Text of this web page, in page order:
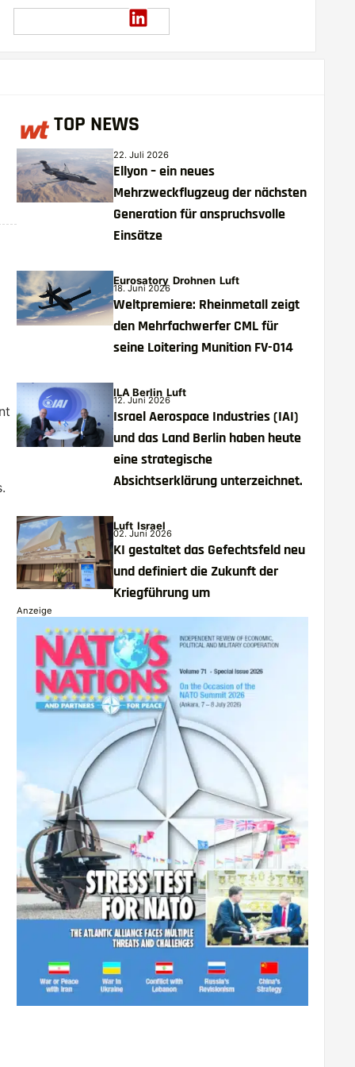
TOP NEWS
22. Juli 2026
Ellyon – ein neues
Mehrzweckflugzeug der nächsten
Generation für anspruchsvolle
Einsätze
Eurosatory Drohnen Luft
18. Juni 2026
Weltpremiere: Rheinmetall zeigt
den Mehrfachwerfer CML für
seine Loitering Munition FV-014
ILA Berlin Luft
12. Juni 2026
Israel Aerospace Industries (IAI)
und das Land Berlin haben heute
eine strategische
Absichtserklärung unterzeichnet.
Luft Israel
02. Juni 2026
KI gestaltet das Gefechtsfeld neu
und definiert die Zukunft der
Kriegführung um
Anzeige